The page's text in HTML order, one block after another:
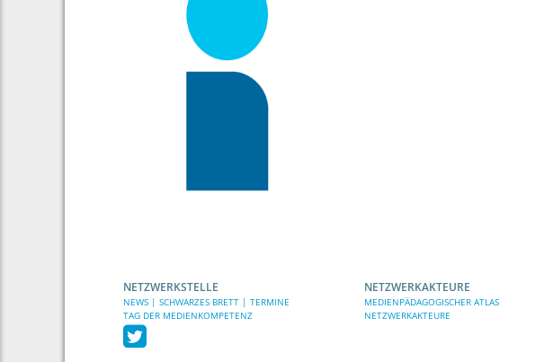
NETZWERKSTELLE
NEWS | SCHWARZES BRETT | TERMINE
TAG DER MEDIENKOMPETENZ
NETZWERKAKTEURE
MEDIENPÄDAGOGISCHER ATLAS
NETZWERKAKTEURE